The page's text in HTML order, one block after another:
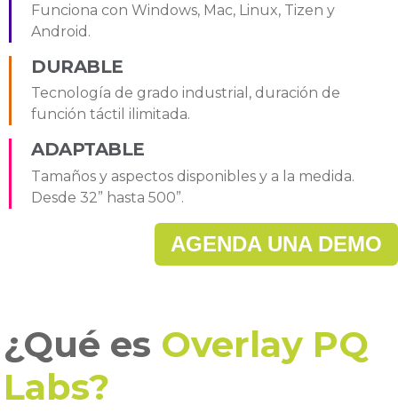
Funciona con Windows, Mac, Linux, Tizen y
Android.
DURABLE
Tecnología de grado industrial, duración de
función táctil ilimitada.
ADAPTABLE
Tamaños y aspectos disponibles y a la medida.
Desde 32” hasta 500”.
AGENDA UNA DEMO
¿Qué es Overlay PQ
Labs?